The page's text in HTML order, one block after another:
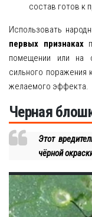
состав готов к
Использовать
первых признаках
помещении или на
сильного поражения
желаемого эффекта.
Черная
Этот
чёрной